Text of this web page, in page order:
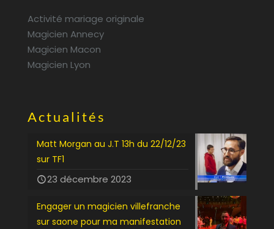
Activité mariage originale
Magicien Annecy
Magicien Macon
Magicien Lyon
Actualités
Matt Morgan au J.T 13h du 22/12/23
sur TF1
23 décembre 2023
Engager un magicien villefranche
sur saone pour ma manifestation